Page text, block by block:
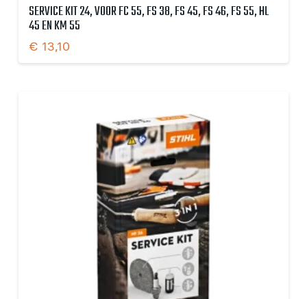
SERVICE KIT 24, VOOR FC 55, FS 38, FS 45, FS 46, FS 55, HL
45 EN KM 55
€ 13,10